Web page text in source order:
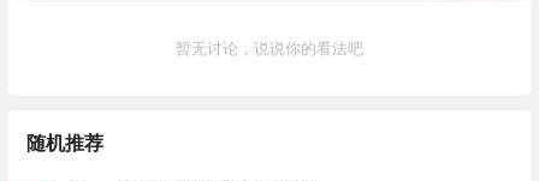
暂无讨论，说说你的看法吧
随机推荐